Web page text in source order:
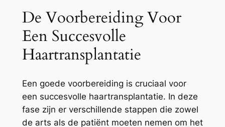
De Voorbereiding Voor
Een Succesvolle
Haartransplantatie
Een goede voorbereiding is cruciaal voor
een succesvolle haartransplantatie. In deze
fase zijn er verschillende stappen die zowel
de arts als de patiënt moeten nemen om het